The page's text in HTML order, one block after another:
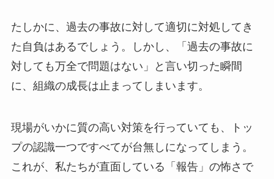
たしかに、過去の事故に対して適切に対処してき
た自負はあるでしょう。しかし、「過去の事故に
対しても万全で問題はない」と言い切った瞬間
に、組織の成長は止まってしまいます。
現場がいかに質の高い対策を行っていても、トッ
プの認識一つですべてが台無しになってしまう。
これが、私たちが直面している「報告」の怖さで